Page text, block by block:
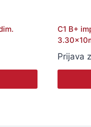
C1 B+
Prijava